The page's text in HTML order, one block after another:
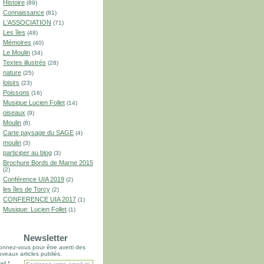
Histoire (89)
Connaissance (81)
L'ASSOCIATION (71)
Les îles (48)
Mémoires (40)
Le Moulin (34)
Textes illustrés (28)
nature (25)
loisirs (23)
Poissons (16)
Musique Lucien Follet (14)
oiseaux (9)
Moulin (8)
Carte paysage du SAGE (4)
moulin (3)
participer au blog (3)
Brochure Bords de Marne 2015
(2)
Conférence UIA 2019 (2)
les îles de Torcy (2)
CONFERENCE UIA 2017 (1)
Musique: Lucien Follet (1)
Newsletter
vous pour être averti des
articles publiés.